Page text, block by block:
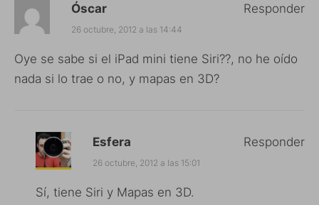
Óscar
26 octubre, 2012 a las 14:44
Oye se sabe si el iPad mini tiene Siri??, no he oído
nada si lo trae o no, y mapas en 3D?
Responder
Esfera
26 octubre, 2012 a las 15:01
Sí, tiene Siri y Mapas en 3D.
Responder